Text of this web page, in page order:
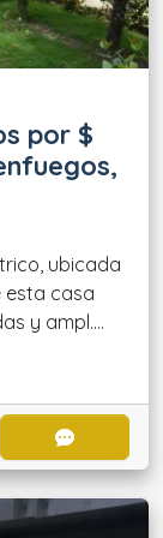
por $
ubicada
esta casa
y ampl....
POR